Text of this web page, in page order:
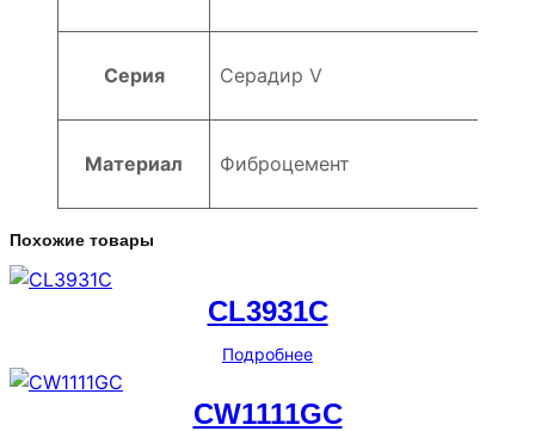
Серия Серадир V
Материал Фиброцемент
Похожие товары
CL3931C
Подробнее
CW1111GC